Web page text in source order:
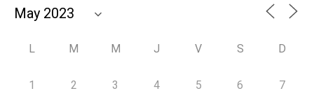
L M M J V S D
1 2 3 4 5 6 7